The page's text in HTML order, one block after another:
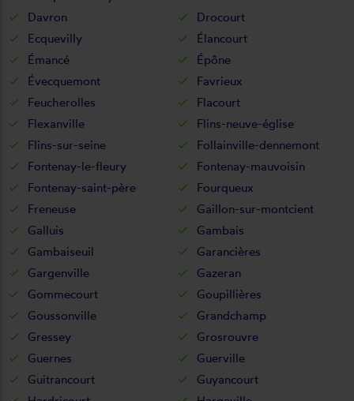
Davron
Drocourt
Ecquevilly
Élancourt
Émancé
Épône
Évecquemont
Favrieux
Feucherolles
Flacourt
Flexanville
Flins-neuve-église
Flins-sur-seine
Follainville-dennemont
Fontenay-le-fleury
Fontenay-mauvoisin
Fontenay-saint-père
Fourqueux
Freneuse
Gaillon-sur-montcient
Galluis
Gambais
Gambaiseuil
Garancières
Gargenville
Gazeran
Gommecourt
Goupillières
Goussonville
Grandchamp
Gressey
Grosrouvre
Guernes
Guerville
Guitrancourt
Guyancourt